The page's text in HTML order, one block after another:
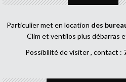
Particulier met en location des
Clim et ventilos plus débarras
Possibilité de visiter , contact :